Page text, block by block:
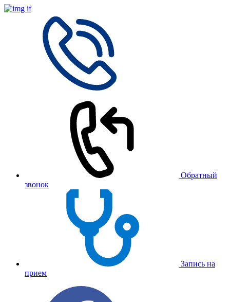
Обратный
звонок
Запись на
прием